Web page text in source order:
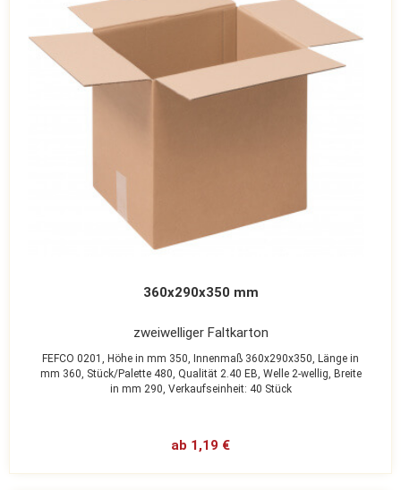
360x290x350 mm
zweiwelliger Faltkarton
FEFCO 0201, Höhe in mm 350, Innenmaß 360x290x350, Länge in
mm 360, Stück/Palette 480, Qualität 2.40 EB, Welle 2-wellig, Breite
in mm 290, Verkaufseinheit: 40 Stück
ab 1,19 €